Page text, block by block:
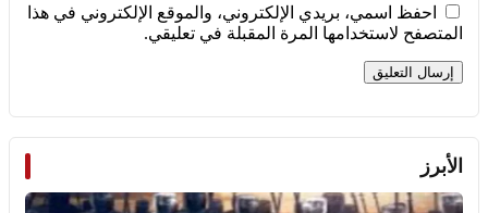
احفظ اسمي، بريدي الإلكتروني، والموقع الإلكتروني في هذا
المتصفح لاستخدامها المرة المقبلة في تعليقي.
الأبرز